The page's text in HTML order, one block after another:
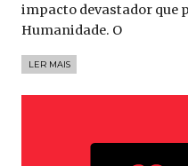
impacto devastador que
Humanidade. O
LER MAIS